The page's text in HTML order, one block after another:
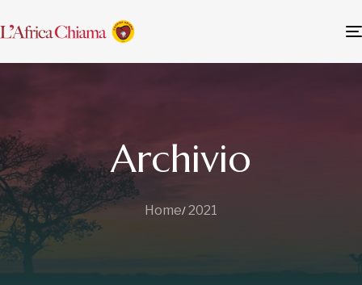
Archivio
Home 2021